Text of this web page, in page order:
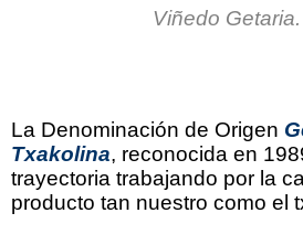
Viñedo Getaria.
La Denominación de Origen
Txakolina, reconocida en
trayectoria trabajando por la
producto tan nuestro como el